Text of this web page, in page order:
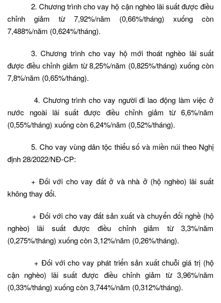
2. Chương trình cho vay hộ cận nghèo lãi suất được điều
chỉnh giảm từ 7,92%/năm (0,66%/tháng) xuống còn
7,488%/năm (0,624%/tháng).
3. Chương trình cho vay hộ mới thoát nghèo lãi suất
được điều chỉnh giảm từ 8,25%/năm (0,825%/tháng) xuống còn
7,8%/năm (0,65%/tháng).
4. Chương trình cho vay người đi lao động làm việc ở
nước ngoài lãi suất được điều chỉnh giảm từ 6,6%/năm
(0,55%/tháng) xuống còn 6,24%/năm (0,52%/tháng).
5. Cho vay vùng dân tộc thiểu số và miền núi theo Nghị
định 28/2022/NĐ-CP:
+ Đối với cho vay đất ở và nhà ở (hộ nghèo) lãi suất
không thay đổi.
+ Đối với cho vay đất sản xuất và chuyển đổi nghề (hộ
nghèo) lãi suất được điều chỉnh giảm từ 3,3%/năm
(0,275%/tháng) xuống còn 3,12%/năm (0,26%/tháng).
+ Đối với cho vay phát triển sản xuất chuỗi giá trị (hộ
cận nghèo) lãi suất được điều chỉnh giảm từ 3,96%/năm
(0,33%/tháng) xuống còn 3,744%/năm (0,312%/tháng).